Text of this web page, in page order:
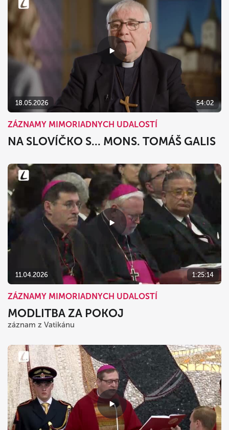
18.05.2026 54:02
ZÁZNAMY MIMORIADNYCH UDALOSTÍ
NA SLOVÍČKO S... MONS. TOMÁŠ GALIS
11.04.2026 1:25:14
ZÁZNAMY MIMORIADNYCH UDALOSTÍ
MODLITBA ZA POKOJ
záznam z Vatikánu